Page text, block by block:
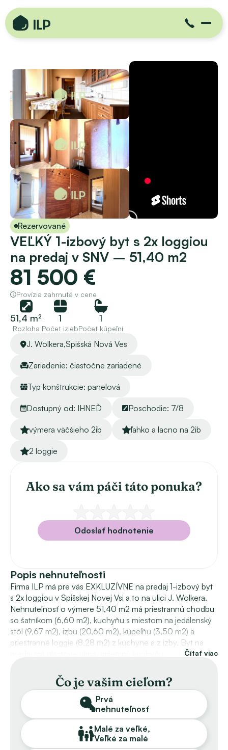
Rezervované
VEĽKÝ 1-izbový byt s 2x loggiou
na predaj v SNV – 51,40 m2
81 500 €
Provízia zahrnutá v cene
51,4 m²
Rozloha
1
Počet izieb
1
Počet kúpeľní
J. Wolkera,Spišská Nová Ves
Zariadenie: čiastočne zariadené
Typ konštrukcie: panelová
Dostupný od: IHNEĎ Poschodie: 7/8
výmera väčšieho 2ib ľahko a lacno na 2ib
2 loggie
Ako sa vám páči táto ponuka?
Odoslať hodnotenie
Popis nehnuteľnosti
Firma ILP má pre vás EXKLUZÍVNE na predaj 1-izbový byt
s 2x loggiou v Spišskej Novej Vsi a to na ulici J. Wolkera.
Nehnuteľnosť o výmere 51,40 m2 má priestrannú chodbu
so šatníkom (6,60 m2), kuchyňu s miestom na jedálenský
stôl (9,67 m2), izbu (20,60 m2), kúpeľňu (3,50 m2) a
priestranné loggie (8,28 m2) z kuchyne a z izby. Byt na
obklady, inak je v pôvodnom stave. Človek sa však po
príchode do bytu cíti príjemne a pohodlne. Dá sa okamžite
prenajať. Orientácia nehnuteľnosti je juhovýchod.
panelovom bytovom dome s väčším výťahom. Správu
vykonáva Správcovská firma. Mesačné náklady sú
Čítať viac
Čo je vašim cieľom?
Prvá
nehnuteľnosť
Malé za veľké,
Veľké za malé